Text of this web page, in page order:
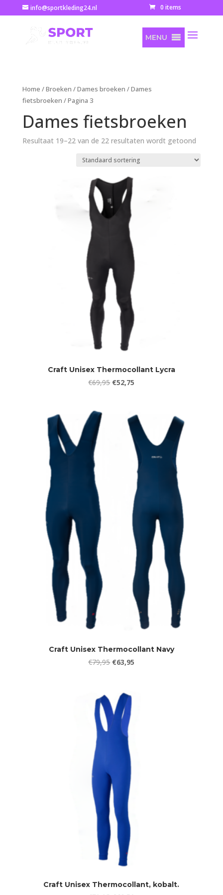
info@sportkleding24.nl 0 items
MENU
Home /Broeken /Dames broeken /Dames
fietsbroeken / Pagina 3
Dames fietsbroeken
Resultaat 19–22 van de 22 resultaten wordt getoond
Craft Unisex Thermocollant Lycra
€69,95 Oorspronkelijke
€69,95.
€52,75
€52,75.
Craft Unisex Thermocollant Navy
€79,95 Oorspronkelijke
€79,95.
€63,95
Craft Unisex Thermocollant, kobalt.